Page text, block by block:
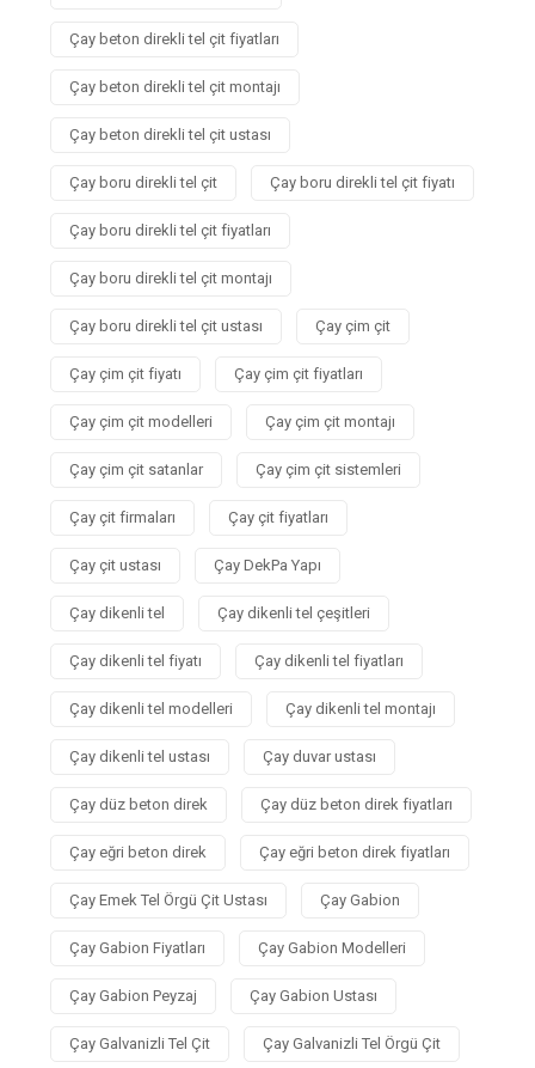
Çay beton direkli tel çit fiyatları
Çay beton direkli tel çit montajı
Çay beton direkli tel çit ustası
Çay boru direkli tel çit Çay boru direkli tel çit fiyatı
Çay boru direkli tel çit fiyatları
Çay boru direkli tel çit montajı
Çay boru direkli tel çit ustası Çay çim çit
Çay çim çit fiyatı Çay çim çit fiyatları
Çay çim çit modelleri Çay çim çit montajı
Çay çim çit satanlar Çay çim çit sistemleri
Çay çit firmaları Çay çit fiyatları
Çay çit ustası Çay DekPa Yapı
Çay dikenli tel Çay dikenli tel çeşitleri
Çay dikenli tel fiyatı Çay dikenli tel fiyatları
Çay dikenli tel modelleri Çay dikenli tel montajı
Çay dikenli tel ustası Çay duvar ustası
Çay düz beton direk Çay düz beton direk fiyatları
Çay eğri beton direk Çay eğri beton direk fiyatları
Çay Emek Tel Örgü Çit Ustası Çay Gabion
Çay Gabion Fiyatları Çay Gabion Modelleri
Çay Gabion Peyzaj Çay Gabion Ustası
Çay Galvanizli Tel Çit Çay Galvanizli Tel Örgü Çit